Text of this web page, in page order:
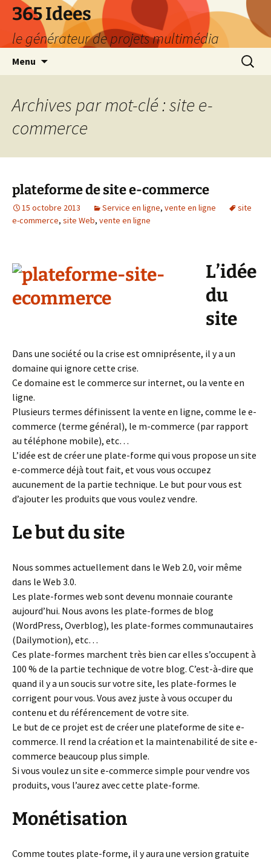
Aller
contenu
365 Idees
le générateur de projets multimédia
Menu
Archives par mot-clé : site e-
commerce
plateforme de site e-commerce
15 octobre 2013 Service en ligne, vente en ligne
site
e-commerce, site Web, vente en ligne
L’idée
du
site
Dans une société ou la crise est omniprésente, il y a un
domaine qui ignore cette crise.
Ce domaine est le commerce sur internet, ou la vente en
ligne.
Plusieurs termes définissent la vente en ligne, comme le e-
commerce (terme général), le m-commerce (par rapport
au téléphone mobile), etc…
L’idée est de créer une plate-forme qui vous propose un site
e-commerce déjà tout fait, et vous vous occupez
aucunement de la partie technique. Le but pour vous est
d’ajouter les produits que vous voulez vendre.
Le but du site
Nous sommes actuellement dans le Web 2.0, voir même
dans le Web 3.0.
Les plate-formes web sont devenu monnaie courante
aujourd’hui. Nous avons les plate-formes de blog
(WordPress, Overblog), les plate-formes communautaires
(Dailymotion), etc…
Ces plate-formes marchent très bien car elles s’occupent à
100 % de la partie technique de votre blog. C’est-à-dire que
quand il y a un soucis sur votre site, les plate-formes le
corrigent pour vous. Vous avez juste à vous occuper du
contenu et du référencement de votre site.
Le but de ce projet est de créer une plateforme de site e-
commerce. Il rend la création et la maintenabilité de site e-
commerce beaucoup plus simple.
Si vous voulez un site e-commerce simple pour vendre vos
produits, vous l’aurez avec cette plate-forme.
Monétisation
Comme toutes plate-forme, il y aura une version gratuite